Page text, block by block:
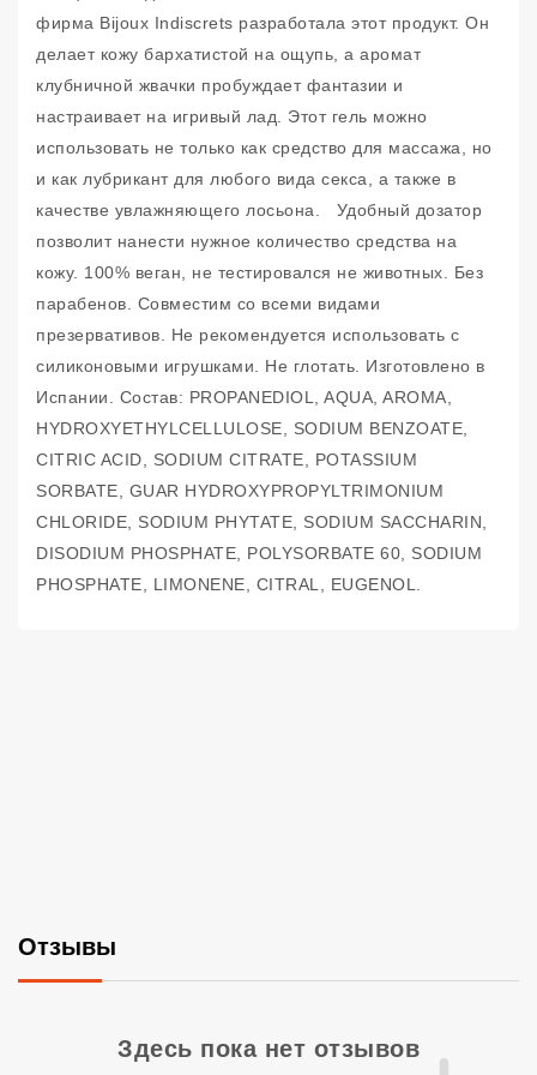
фирма Bijoux Indiscrets разработала этот продукт. Он
делает кожу бархатистой на ощупь, а аромат
клубничной жвачки пробуждает фантазии и
настраивает на игривый лад. Этот гель можно
использовать не только как средство для массажа, но
и как лубрикант для любого вида секса, а также в
качестве увлажняющего лосьона. Удобный дозатор
позволит нанести нужное количество средства на
кожу. 100% веган, не тестировался не животных. Без
парабенов. Совместим со всеми видами
презервативов. Не рекомендуется использовать с
силиконовыми игрушками. Не глотать. Изготовлено в
Испании. Состав: PROPANEDIOL, AQUA, AROMA,
HYDROXYETHYLCELLULOSE, SODIUM BENZOATE,
CITRIC ACID, SODIUM CITRATE, POTASSIUM
SORBATE, GUAR HYDROXYPROPYLTRIMONIUM
CHLORIDE, SODIUM PHYTATE, SODIUM SACCHARIN,
DISODIUM PHOSPHATE, POLYSORBATE 60, SODIUM
PHOSPHATE, LIMONENE, CITRAL, EUGENOL.
Отзывы
Здесь пока нет отзывов